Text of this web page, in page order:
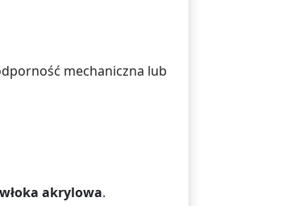
mechaniczna lub
akrylowa.